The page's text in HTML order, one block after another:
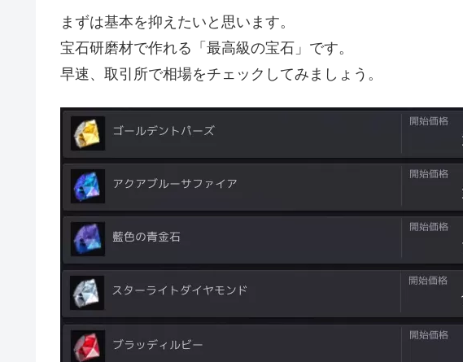
まずは基本を抑えたいと思います。
宝石研磨材で作れる「最高級の宝石」です。
早速、取引所で相場をチェックしてみましょう。